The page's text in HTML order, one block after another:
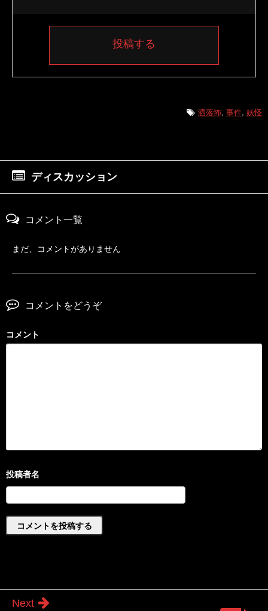
投稿する
洒落怖 事件 妖怪
ディスカッション
コメント一覧
まだ、コメントがありません
コメントをどうぞ
コメント
Next